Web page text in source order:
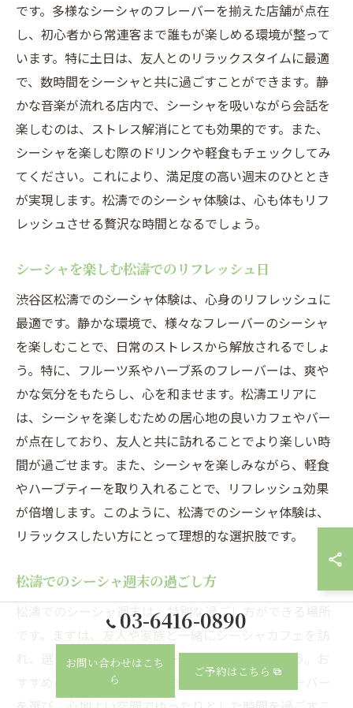
です。多様なシーシャのフレーバーを揃えた店舗が点在
し、初心者から常連客まで誰もが楽しめる環境が整って
います。特に土日は、友人とのリラックスタイムに最適
で、数時間をシーシャと共に過ごすことができます。静
かな音楽が流れる店内で、シーシャを吸いながら会話を
楽しむのは、ストレス解消にとても効果的です。また、
シーシャを楽しむ際のドリンクや軽食もチェックしてみ
てください。これにより、満足度の高い週末のひととき
が実現します。松濤でのシーシャ体験は、心も体もリフ
レッシュさせる贅沢な時間となるでしょう。
シーシャを楽しむ松濤でのリフレッシュ日
渋谷区松濤でのシーシャ体験は、心身のリフレッシュに
最適です。静かな環境で、様々なフレーバーのシーシャ
を楽しむことで、日常のストレスから解放されるでしょ
う。特に、フルーツ系やハーブ系のフレーバーは、爽や
かな気分をもたらし、心を和ませます。松濤エリアに
は、シーシャを楽しむための居心地の良いカフェやバー
が点在しており、友人と共に訪れることでより楽しい時
間が過ごせます。また、シーシャを楽しみながら、軽食
やハーブティーを取り入れることで、リフレッシュ効果
が倍増します。このように、松濤でのシーシャ体験は、
リラックスしたい方にとって理想的な選択肢です。
松濤でのシーシャ週末の過ごし方
松濤でのシーシャ週末は、特別な過ごし方ができる場所
です。まずは、友人や家族と一緒にシーシャカフェを訪
れ、選りすぐりのフレーバーを楽しんでみましょう。お
すすめの過ごし方は、自分の気分に合わせてフレーバー
03-6416-0890
お問い合わせはこち
ら
ご予約はこちら